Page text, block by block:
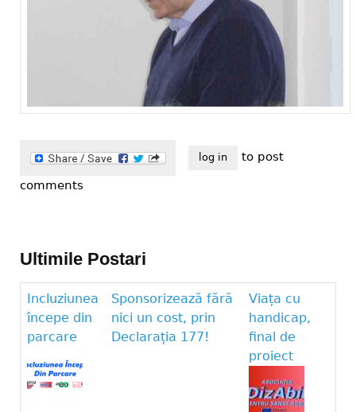
log in to post
comments
Ultimile Postari
Incluziunea
începe din
parcare
Sponsorizează fără
nici un cost, prin
Declarația 177!
Viața cu
handicap,
final de
proiect